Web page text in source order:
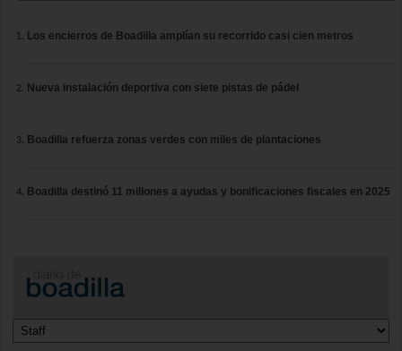
Los encierros de Boadilla amplían su recorrido casi cien metros
Nueva instalación deportiva con siete pistas de pádel
Boadilla refuerza zonas verdes con miles de plantaciones
Boadilla destinó 11 millones a ayudas y bonificaciones fiscales en 2025